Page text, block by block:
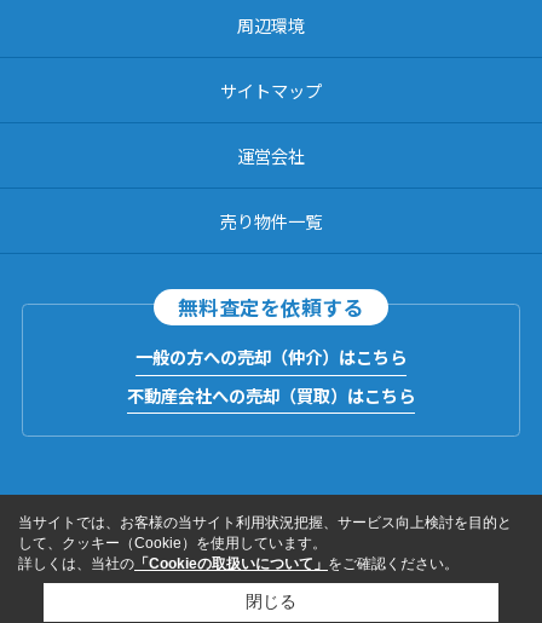
周辺環境
サイトマップ
運営会社
売り物件一覧
無料査定を依頼する
一般の方への売却（仲介）はこちら
不動産会社への売却（買取）はこちら
当サイトでは、お客様の当サイト利用状況把握、サービス向上検討を目的と
して、クッキー（Cookie）を使用しています。
詳しくは、当社の 「Cookieの取扱いについて」 をご確認ください。
閉じる